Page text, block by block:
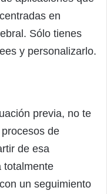
en
Sólo tienes
y personalizarlo.
previa, no te
de
de esa
totalmente
un seguimiento